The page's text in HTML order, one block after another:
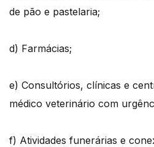
de pão e pastelaria;
d) Farmácias;
e) Consultórios, clínicas e
médico veterinário com
f) Atividades funerárias e